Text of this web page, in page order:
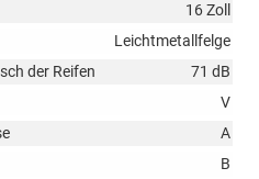
16 Zoll
Leichtmetallfelge
der Reifen
71 dB
V
A
B